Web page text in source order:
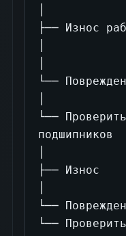
├── Износ
└──
└──
подшипников
├── Износ
└──
└──